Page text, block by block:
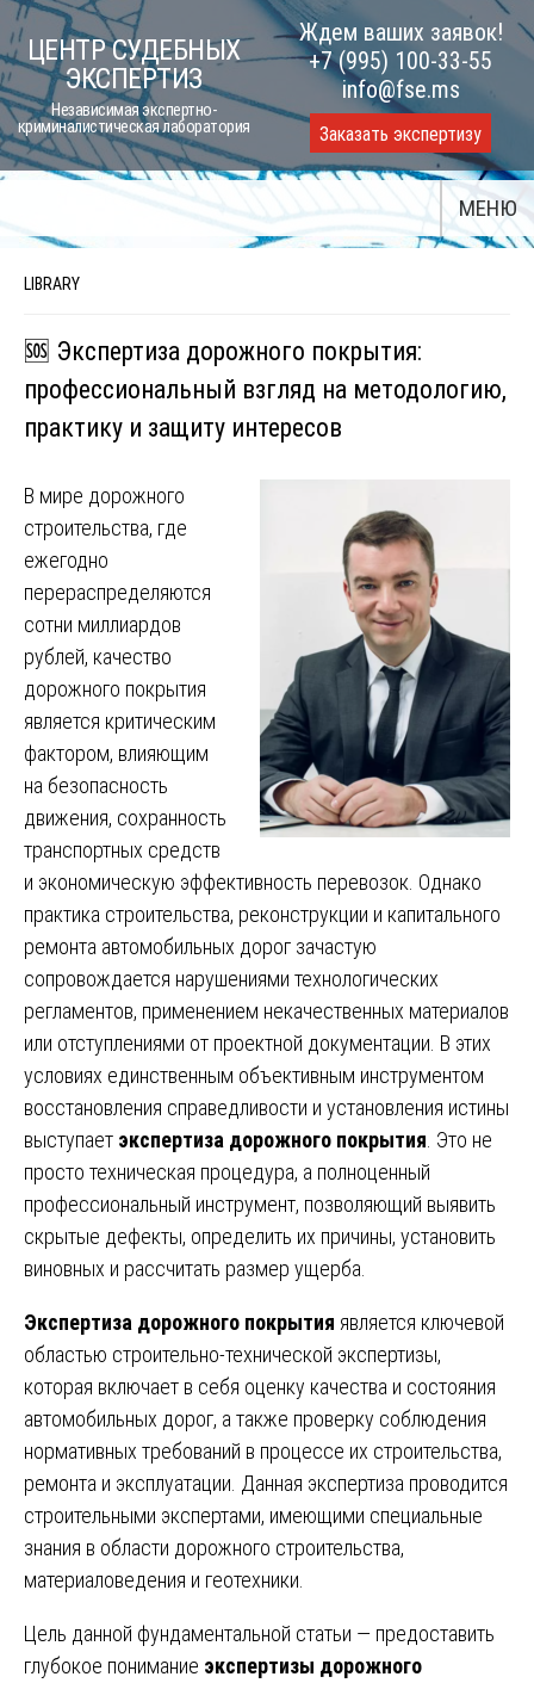
Skip
to
content
ЦЕНТР СУДЕБНЫХ
ЭКСПЕРТИЗ
Независимая экспертно-
криминалистическая лаборатория
Ждем ваших заявок!
+7 (995) 100-33-55
info@fse.ms
Заказать экспертизу
МЕНЮ
LIBRARY
🆘 Экспертиза дорожного покрытия:
профессиональный взгляд на методологию,
практику и защиту интересов
В мире дорожного
строительства, где
ежегодно
перераспределяются
сотни миллиардов
рублей, качество
дорожного покрытия
является критическим
фактором, влияющим
на безопасность
движения, сохранность
транспортных средств
и экономическую эффективность перевозок. Однако
практика строительства, реконструкции и капитального
ремонта автомобильных дорог зачастую
сопровождается нарушениями технологических
регламентов, применением некачественных материалов
или отступлениями от проектной документации. В этих
условиях единственным объективным инструментом
восстановления справедливости и установления истины
выступает экспертиза дорожного покрытия . Это не
просто техническая процедура, а полноценный
профессиональный инструмент, позволяющий выявить
скрытые дефекты, определить их причины, установить
виновных и рассчитать размер ущерба.
Экспертиза дорожного покрытия является ключевой
областью строительно-технической экспертизы,
которая включает в себя оценку качества и состояния
автомобильных дорог, а также проверку соблюдения
нормативных требований в процессе их строительства,
ремонта и эксплуатации. Данная экспертиза проводится
строительными экспертами, имеющими специальные
знания в области дорожного строительства,
материаловедения и геотехники.
Цель данной фундаментальной статьи — предоставить
глубокое понимание экспертизы дорожного